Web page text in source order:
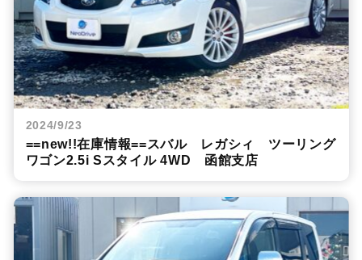
2024/9/23
==new!!在庫情報==スバル レガシィ ツーリング
ワゴン2.5i Sスタイル 4WD 函館支店